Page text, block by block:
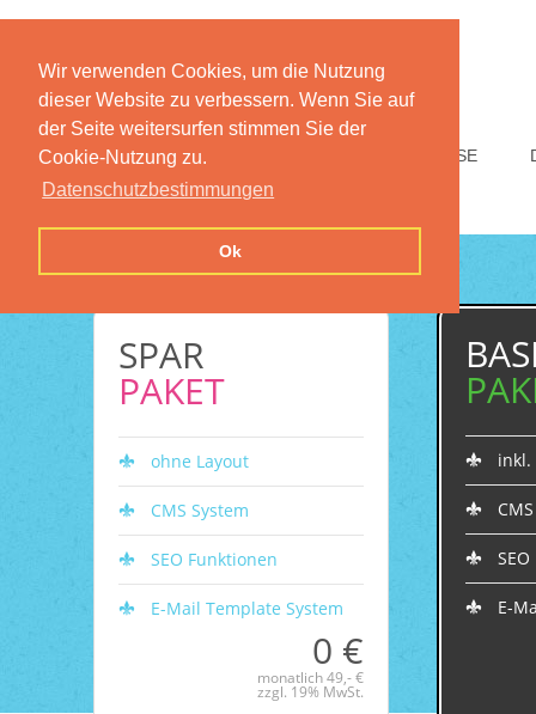
Wir verwenden Cookies, um die Nutzung
dieser Website zu verbessern. Wenn Sie auf
der Seite weitersurfen stimmen Sie der
Cookie-Nutzung zu.
Datenschutzbestimmungen
Ok
HOME PREISE
SPAR
PAKET
ohne Layout
CMS System
SEO Funktionen
E-Mail Template System
0 €
monatlich 49,- €
zzgl. 19% MwSt.
inkl.
E-